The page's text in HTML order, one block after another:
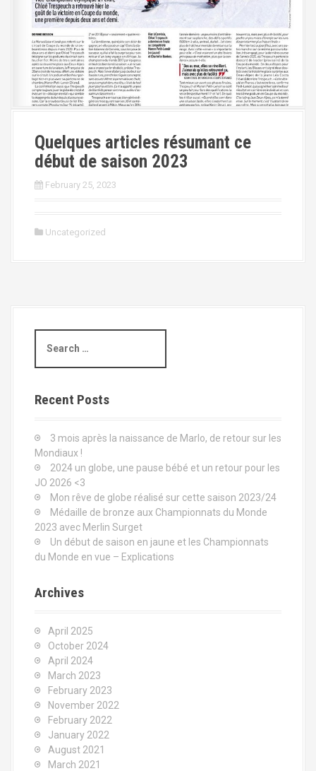
Quelques articles résumant ce
début de saison 2023
February 25, 2023
Uncategorized
a
c
o
r
:
Recent Posts
3 mois après la naissance de Marlo, de retour sur les
Mondiaux !
2024 un globe, une pause bébé et un retour pour les
JO 2026 <3
Mon rêve de globe réalisé sur cette saison 2023/24
Médaille de bronze aux Championnats du Monde
2023 avec Merlin Surget
Un début de saison en jaune et les Championnats
du Monde en vue – Explications
Archives
April 2025
October 2024
April 2024
March 2023
February 2023
November 2022
February 2022
January 2022
August 2021
March 2021